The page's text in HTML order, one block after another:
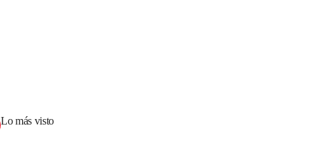
Lo más visto